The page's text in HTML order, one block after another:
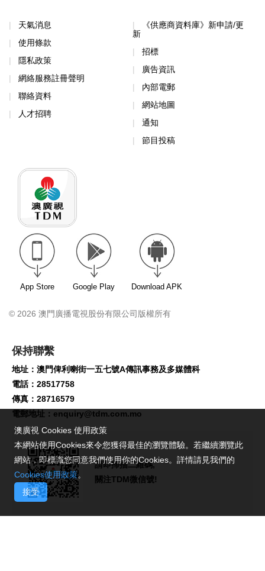
天氣消息
使用條款
隱私政策
網絡服務註冊聲明
聯絡資料
人才招聘
《供應商資料庫》新申請/更
新
招標
廣告資訊
內部電郵
網站地圖
通知
節目投稿
App Store Google Play Download APK
© 2026 澳門廣播電視股份有限公司版權所有
保持聯繫
地址：澳門俾利喇街一五七號A傳訊事務及多媒體科
電話：28517758
傳真：28716579
電郵地址： enquiry@tdm.com.mo
請即掃描二維碼,
關注TDM微信號!
澳廣視 Cookies 使用政策
本網站使用Cookies來令您獲得最佳的瀏覽體驗。若繼續瀏覽此
網站，即標識您同意我們使用你的Cookies。詳情請見我們的
Cookies使用政策。
接受